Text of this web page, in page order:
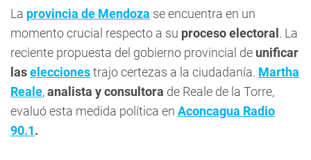
La provincia de Mendoza se encuentra en un
momento crucial respecto a su proceso electoral . La
reciente propuesta del gobierno provincial de unificar
laseleccionestrajo certezas a la ciudadanía. Martha
Reale,analista y consultora de Reale de la Torre,
evaluó esta medida política en Aconcagua Radio
90.1.